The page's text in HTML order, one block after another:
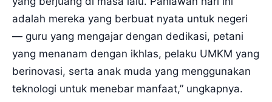
adalah mereka yang berbuat nyata untuk negeri
— guru yang mengajar dengan dedikasi, petani
yang menanam dengan ikhlas, pelaku UMKM yang
berinovasi, serta anak muda yang menggunakan
teknologi untuk menebar manfaat,” ungkapnya.